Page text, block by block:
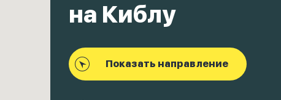
на Киблу
Показать направление